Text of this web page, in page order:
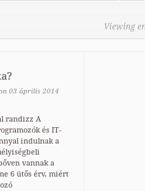
Viewing
03 április 2014
randizz A
és IT-
indulnak a
vannak a
6 ütős érv, miért